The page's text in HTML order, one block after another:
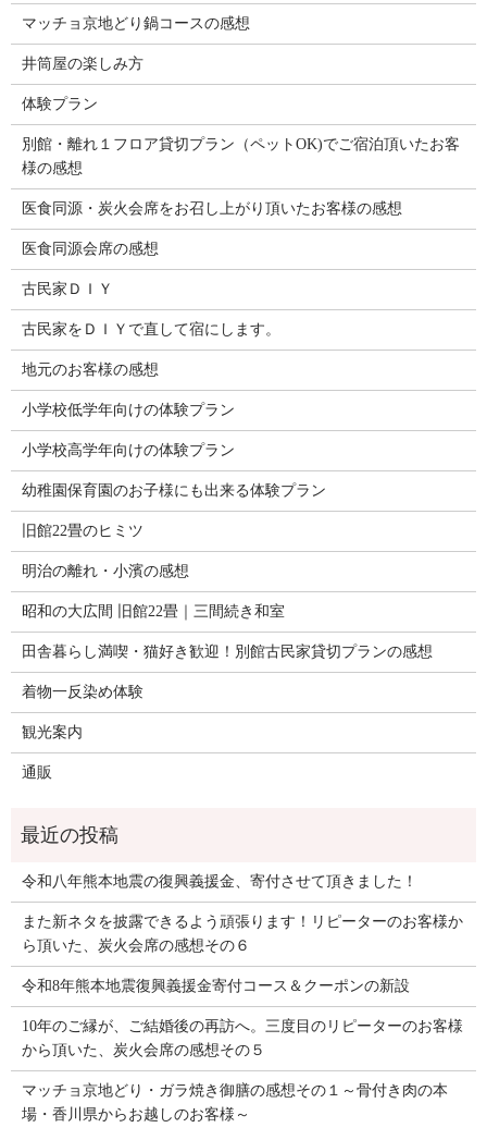
マッチョ京地どり鍋コースの感想
井筒屋の楽しみ方
体験プラン
別館・離れ１フロア貸切プラン（ペットOK)でご宿泊頂いたお客
様の感想
医食同源・炭火会席をお召し上がり頂いたお客様の感想
医食同源会席の感想
古民家ＤＩＹ
古民家をＤＩＹで直して宿にします。
地元のお客様の感想
小学校低学年向けの体験プラン
小学校高学年向けの体験プラン
幼稚園保育園のお子様にも出来る体験プラン
旧館22畳のヒミツ
明治の離れ・小濱の感想
昭和の大広間 旧館22畳｜三間続き和室
田舎暮らし満喫・猫好き歓迎！別館古民家貸切プランの感想
着物一反染め体験
観光案内
通販
令和八年熊本地震の復興義援金、寄付させて頂きました！
また新ネタを披露できるよう頑張ります！リピーターのお客様か
ら頂いた、炭火会席の感想その６
令和8年熊本地震復興義援金寄付コース＆クーポンの新設
10年のご縁が、ご結婚後の再訪へ。三度目のリピーターのお客様
から頂いた、炭火会席の感想その５
マッチョ京地どり・ガラ焼き御膳の感想その１～骨付き肉の本
場・香川県からお越しのお客様～